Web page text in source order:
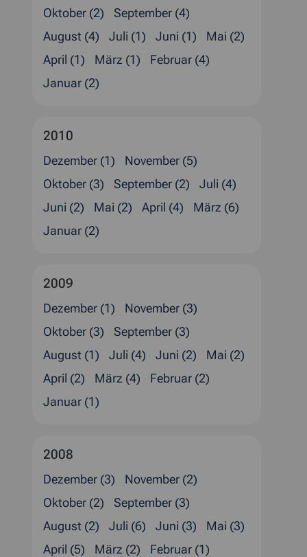
Oktober (2)
September (4)
August (4)
Juli (1) Juni (1)
Mai (2)
April (1)
März (1)
Februar (4)
Januar (2)
2010
Dezember (1)
November (5)
Oktober (3)
September (2)
Juli (4)
Juni (2)
Mai (2) April (4)
März (6)
Januar (2)
2009
Dezember (1)
November (3)
Oktober (3)
September (3)
August (1)
Juli (4) Juni (2)
Mai (2)
April (2)
März (4)
Februar (2)
Januar (1)
2008
Dezember (3)
November (2)
Oktober (2)
September (3)
August (2)
Juli (6) Juni (3)
Mai (3)
April (5)
März (2)
Februar (1)